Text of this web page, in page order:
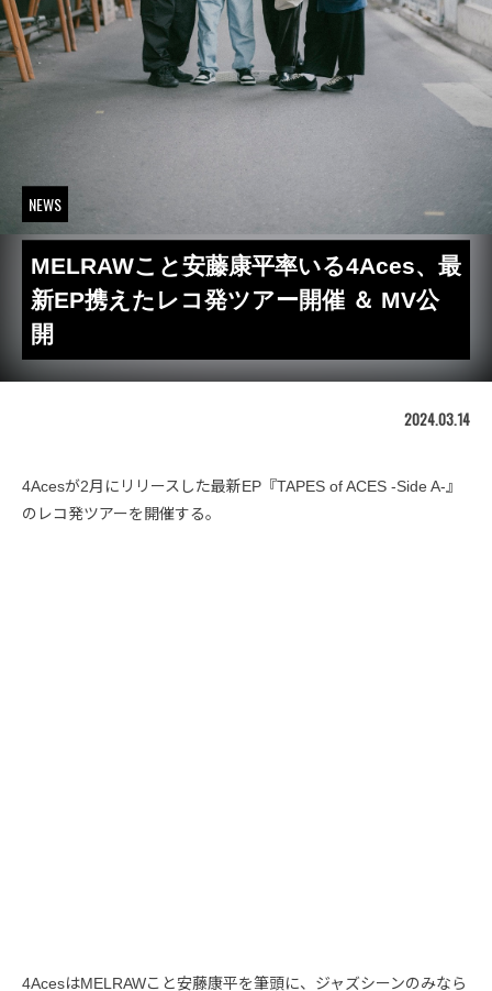
NEWS
MELRAWこと安藤康平率いる4Aces、最
新EP携えたレコ発ツアー開催 ＆ MV公
開
2024.03.14
4Acesが2月にリリースした最新EP『TAPES of ACES -Side A-』
のレコ発ツアーを開催する。
4AcesはMELRAWこと安藤康平を筆頭に、ジャズシーンのみなら